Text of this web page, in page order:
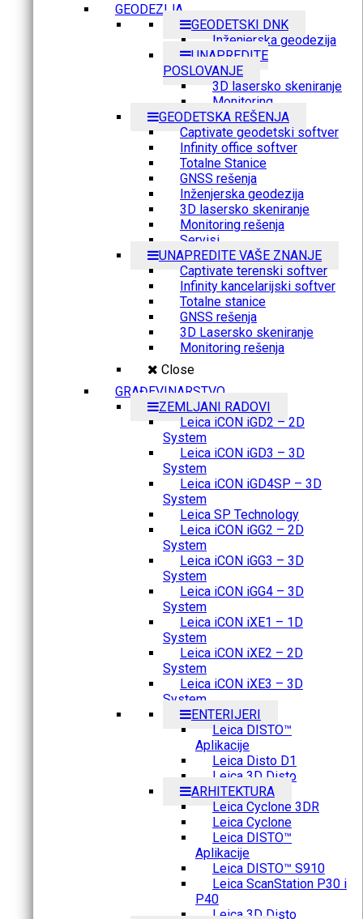
GEODEZIJA
GEODETSKI DNK
Inženjerska geodezija
UNAPREDITE
POSLOVANJE
3D lasersko skeniranje
Monitoring
GEODETSKA REŠENJA
Captivate geodetski softver
Infinity office softver
Totalne Stanice
GNSS rešenja
Inženjerska geodezija
3D lasersko skeniranje
Monitoring rešenja
Servisi
UNAPREDITE VAŠE ZNANJE
Captivate terenski softver
Infinity kancelarijski softver
Totalne stanice
GNSS rešenja
3D Lasersko skeniranje
Monitoring rešenja
Close
GRAĐEVINARSTVO
ZEMLJANI RADOVI
Leica iCON iGD2 – 2D
System
Leica iCON iGD3 – 3D
System
Leica iCON iGD4SP – 3D
System
Leica SP Technology
Leica iCON iGG2 – 2D
System
Leica iCON iGG3 – 3D
System
Leica iCON iGG4 – 3D
System
Leica iCON iXE1 – 1D
System
Leica iCON iXE2 – 2D
System
Leica iCON iXE3 – 3D
System
ENTERIJERI
Leica DISTO™
Aplikacije
Leica Disto D1
Leica 3D Disto
ARHITEKTURA
Leica Cyclone 3DR
Leica Cyclone
Leica DISTO™
Aplikacije
Leica DISTO™ S910
Leica ScanStation P30 i
P40
Leica 3D Disto